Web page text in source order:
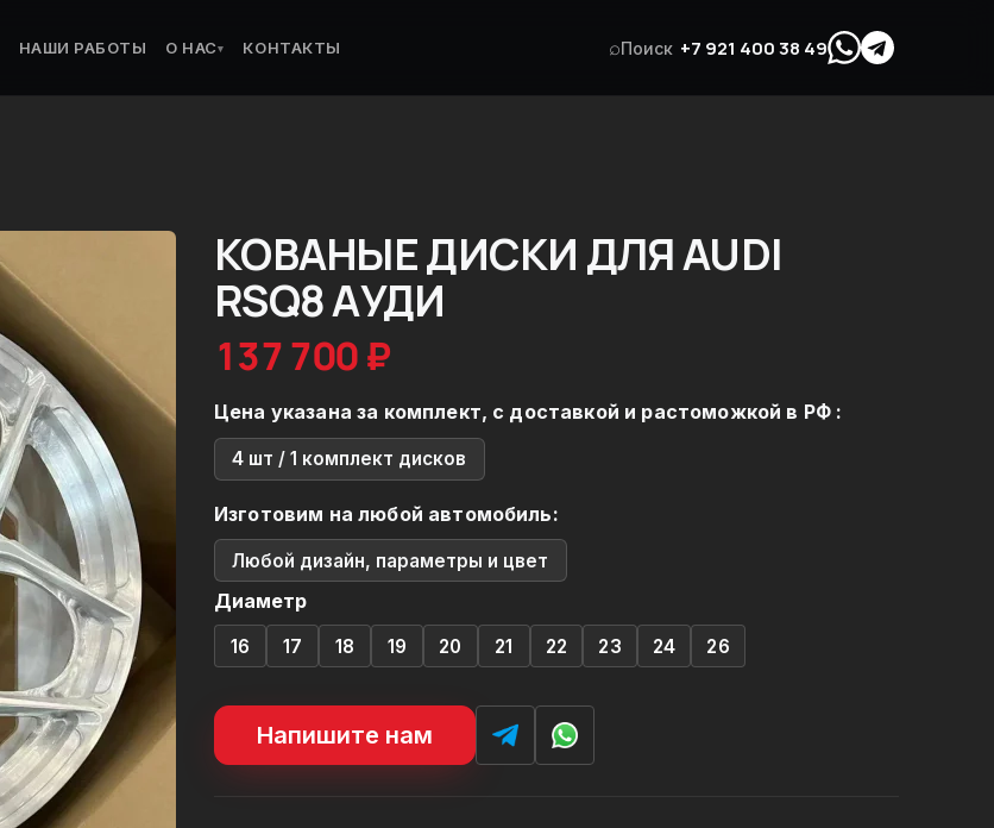
НАШИ РАБОТЫ О НАС▾ КОНТАКТЫ ⌕Поиск +7 921 400 38 49
КОВАНЫЕ ДИСКИ ДЛЯ AUDI
RSQ8 АУДИ
137 700 ₽
Цена указана за комплект, с доставкой и растоможкой в РФ :
4 шт / 1 комплект дисков
Изготовим на любой автомобиль:
Любой дизайн, параметры и цвет
Диаметр
16 17 18 19 20 21 22 23 24 26
Напишите нам